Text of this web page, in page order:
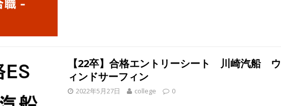
末薬品
[ 2026年1月13日 ]
【 体育会学生限定 】何から始める？就活準備まるわかりアスキヤリセミナ
ー！ ｜ 予約フォーム
お勧めイベント
[ 2026年1月12日 ]
【 体育会学生限定 】人事が教える後悔しない企業選びアスキヤリセミナー ｜
【22卒】合格エントリーシート 川崎汽船 ウ
ィンドサーフィン
2022年5月27日 college 0